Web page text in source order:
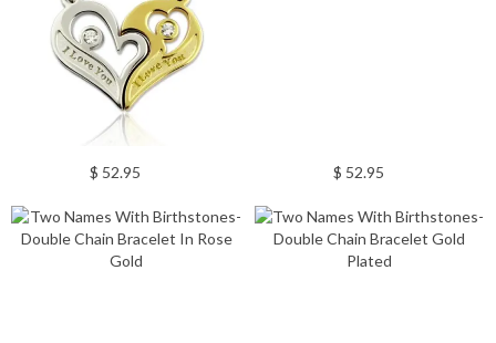
$ 52.95 $ 52.95